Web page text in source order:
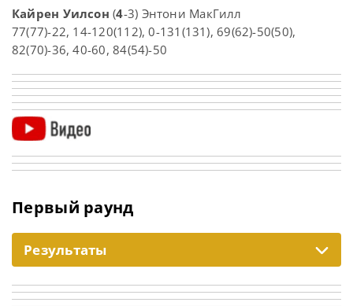
Кайрен Уилсон (4-3) Энтони МакГилл
77(77)-22, 14-120(112), 0-131(131), 69(62)-50(50),
82(70)-36, 40-60, 84(54)-50
Первый раунд
Результаты